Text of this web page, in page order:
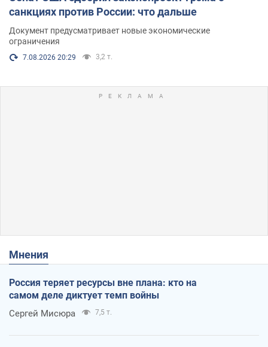
санкциях против России: что дальше
Документ предусматривает новые экономические
ограничения
7.08.2026 20:29 3,2 т.
Мнения
Россия теряет ресурсы вне плана: кто на
самом деле диктует темп войны
Сергей Мисюра 7,5 т.